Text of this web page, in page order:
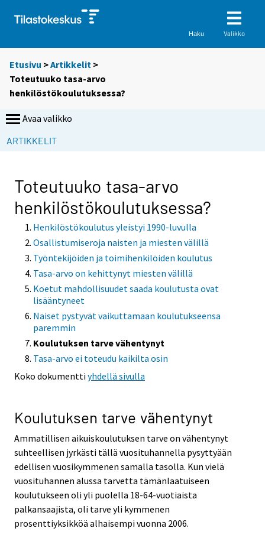
Haku Valikko
Etusivu >Artikkelit >
Toteutuuko tasa-arvo
henkilöstökoulutuksessa?
Avaa valikko
ARTIKKELIT
Toteutuuko tasa-arvo
henkilöstökoulutuksessa?
Henkilöstökoulutus yleistyi 1990-luvulla
Osallistumiseroja naisten ja miesten välillä
Työntekijöiden ja toimihenkilöiden koulutus
Tasa-arvo on kehittynyt miesten välillä
Koetut mahdollisuudet saada koulutusta ovat
lisääntyneet
Naiset pystyvät vaikuttamaan koulutukseensa
paremmin
Koulutuksen tarve vähentynyt
Tasa-arvo ei toteudu kaikilta osin
Koko dokumenttiyhdellä sivulla
Koulutuksen tarve vähentynyt
Ammatillisen aikuiskoulutuksen tarve on vähentynyt
suhteellisen jyrkästi tällä vuosituhannella pysyttyään
edellisen vuosikymmenen samalla tasolla. Kun vielä
vuosituhannen alussa tarvetta tämänlaatuiseen
koulutukseen oli yli puolella 18-64-vuotiaista
palkansaajista, oli tarve yli kymmenen
prosenttiyksikköä alhaisempi vuonna 2006.